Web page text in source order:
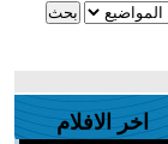
اخر الافلام